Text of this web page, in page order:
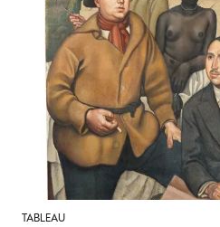
TABLEAU